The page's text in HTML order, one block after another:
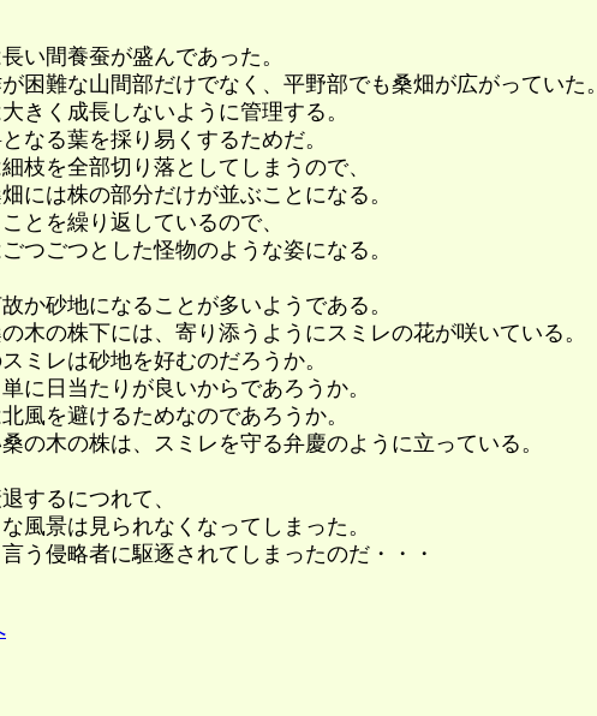
い間養蚕が盛んであった。
困難な山間部だけでなく、平野部でも桑畑が広がっていた。
きく成長しないように管理する。
なる葉を採り易くするためだ。
枝を全部切り落としてしまうので、
には株の部分だけが並ぶことになる。
とを繰り返しているので、
つごつとした怪物のような姿になる。
か砂地になることが多いようである。
木の株下には、寄り添うようにスミレの花が咲いている。
ミレは砂地を好むのだろうか。
に日当たりが良いからであろうか。
風を避けるためなのであろうか。
の木の株は、スミレを守る弁慶のように立っている。
するにつれて、
風景は見られなくなってしまった。
う侵略者に駆逐されてしまったのだ・・・